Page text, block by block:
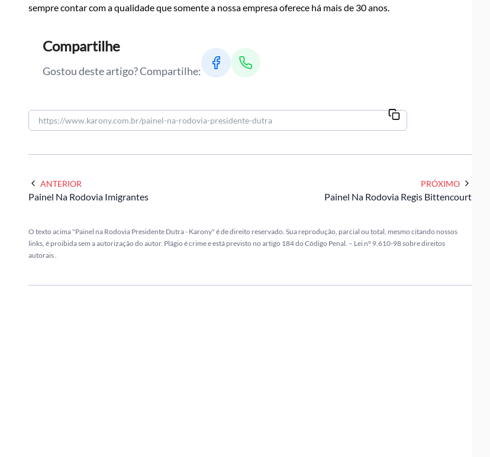
sempre contar com a qualidade que somente a nossa empresa oferece há mais de 30 anos.
Compartilhe
Gostou deste artigo? Compartilhe:
ANTERIOR
Painel Na Rodovia Imigrantes
PRÓXIMO
Painel Na Rodovia Regis Bittencourt
O texto acima "Painel na Rodovia Presidente Dutra - Karony" é de direito reservado. Sua reprodução, parcial ou total, mesmo citando nossos
links, é proibida sem a autorização do autor. Plágio é crime e está previsto no artigo 184 do Código Penal. – Lei n° 9.610-98 sobre direitos
autorais